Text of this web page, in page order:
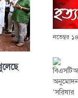
নভেম্বর